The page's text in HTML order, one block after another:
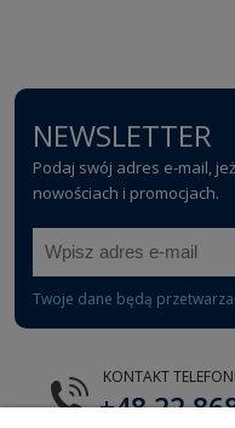
NEWSLETTER
Podaj swój adres e-mail,
nowościach i promocjach.
Twoje dane będą
KONTAKT
+48 22